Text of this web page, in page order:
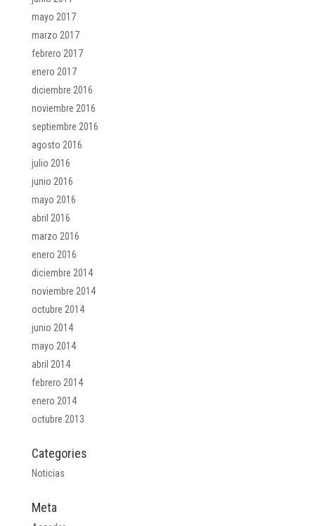
mayo 2017
marzo 2017
febrero 2017
enero 2017
diciembre 2016
noviembre 2016
septiembre 2016
agosto 2016
julio 2016
junio 2016
mayo 2016
abril 2016
marzo 2016
enero 2016
diciembre 2014
noviembre 2014
octubre 2014
junio 2014
mayo 2014
abril 2014
febrero 2014
enero 2014
octubre 2013
Categories
Noticias
Meta